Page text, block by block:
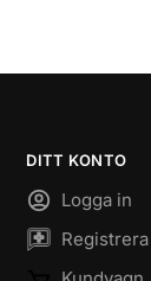
DITT KONTO
Logga in